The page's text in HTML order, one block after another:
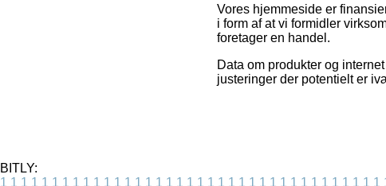
Vores hjemmeside er
i form af at vi formidler
foretager en handel.
Data om produkter og
justeringer der potentielt er
BITLY:
1 1 1 1 1 1 1 1 1 1 1 1 1 1 1 1 1 1 1 1 1 1 1 1 1 1 1 1 1 1 1 1 1 1 1 1 1